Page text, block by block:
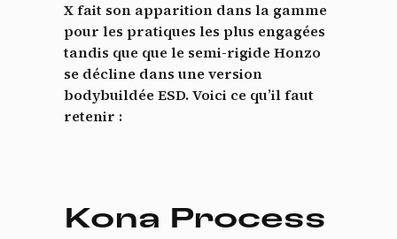
X fait son apparition dans la gamme
pour les pratiques les plus engagées
tandis que que le semi-rigide Honzo
se décline dans une version
bodybuildée ESD. Voici ce qu’il faut
retenir :
Kona Process